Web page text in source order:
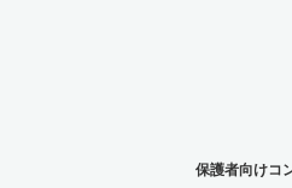
保護者向けコ